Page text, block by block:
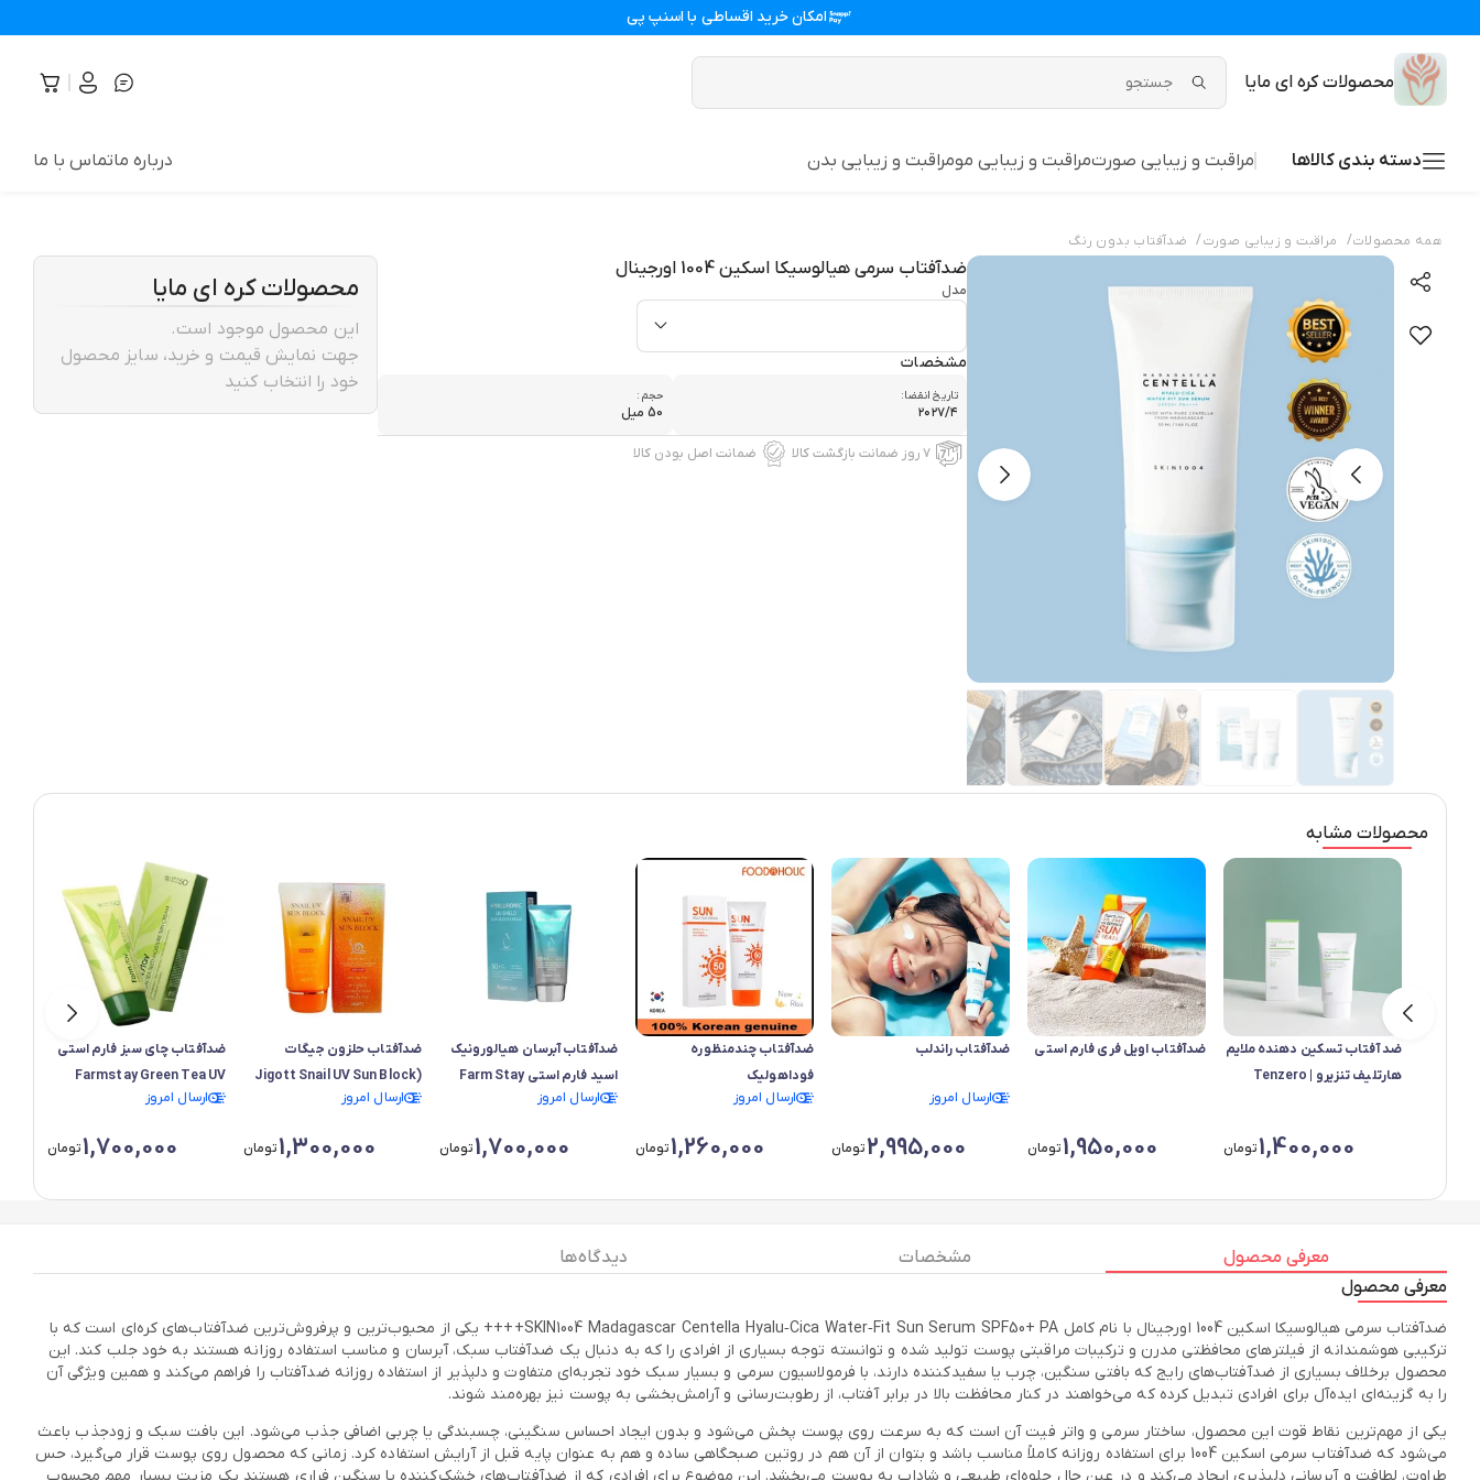
امکان خرید اقساطی با اسنپ پی
محصولات کره ای مایا
دسته بندی کالاها مراقبت و زیبایی صورتمراقبت و زیبایی مومراقبت و زیبایی بدن درباره ماتماس با ما
همه محصولات/ مراقبت و زیبایی صورت/ ضدآفتاب بدون رنگ
ضدآفتاب سرمی هیالوسیکا اسکین 1004 اورجینال
مدل
مشخصات
تاریخ انقضا:
۲۰۲۷/۴
حجم :
50 میل
۷ روز ضمانت بازگشت کالا ضمانت اصل بودن کالا
محصولات کره ای مایا
این محصول موجود است.
جهت نمایش قیمت و خرید، سایز محصول
خود را انتخاب کنید
محصولات مشابه
ضد آفتاب تسکین‌ دهنده ملایم
هارتلیف تنزیرو | Tenzero
1,400,000تومان
ضدآفتاب اویل فری فارم استی
1,950,000تومان
ضدآفتاب راندلب
ارسال امروز
2,995,000تومان
ضدآفتاب چندمنظوره
فوداهولیک
ارسال امروز
1,260,000تومان
ضدآفتاب آبرسان هیالورونیک
اسید فارم استی Farm Stay
Hyaluronic Acid Moisture
ارسال امروز
1,700,000تومان
ضدآفتاب حلزون جیگات
(Jigott Snail UV Sun Block
SPF50+ PA+++)
ارسال امروز
1,300,000تومان
ضدآفتاب چای سبز فارم استی
Farmstay Green Tea UV
Sunscreen SPF50+ PA+++
ارسال امروز
1,700,000تومان
معرفی محصول مشخصات
دیدگاه ها
معرفی محصول
ضدآفتاب سرمی هیالوسیکا اسکین 1004 اورجینال با نام کامل SKIN1004 Madagascar Centella Hyalu‑Cica Water‑Fit Sun Serum SPF50+ PA++++ یکی از محبوب‌ترین و پرفروش‌ترین ضدآفتاب‌های کره‌ای است که با
ترکیبی هوشمندانه از فیلترهای محافظتی مدرن و ترکیبات مراقبتی پوست تولید شده و توانسته توجه بسیاری از افرادی را که به دنبال یک ضدآفتاب سبک، آبرسان و مناسب استفاده روزانه هستند به خود جلب کند. این
محصول برخلاف بسیاری از ضدآفتاب‌های رایج که بافتی سنگین، چرب یا سفیدکننده دارند، با فرمولاسیون سرمی و بسیار سبک خود تجربه‌ای متفاوت و دلپذیر از استفاده روزانه ضدآفتاب را فراهم می‌کند و همین ویژگی آن
را به گزینه‌ای ایده‌آل برای افرادی تبدیل کرده که می‌خواهند در کنار محافظت بالا در برابر آفتاب، از رطوبت‌رسانی و آرامش‌بخشی به پوست نیز بهره‌مند شوند.
یکی از مهم‌ترین نقاط قوت این محصول، ساختار سرمی و واتر فیت آن است که به سرعت روی پوست پخش می‌شود و بدون ایجاد احساس سنگینی، چسبندگی یا چربی اضافی جذب می‌شود. این بافت سبک و زودجذب باعث
می‌شود که ضدآفتاب سرمی اسکین 1004 برای استفاده روزانه کاملاً مناسب باشد و بتوان از آن هم در روتین صبحگاهی ساده و هم به عنوان پایه قبل از آرایش استفاده کرد. زمانی که محصول روی پوست قرار می‌گیرد، حس